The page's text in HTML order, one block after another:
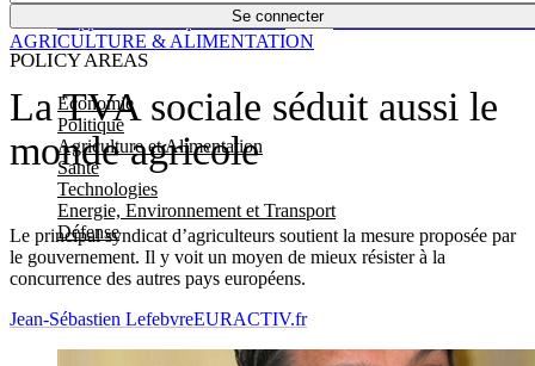
Se connecter
POLICY AREAS
Economie
Politique
Agriculture et Alimentation
Santé
Technologies
Energie, Environnement et Transport
Défense
Économie
La TVA sociale séduit aussi le
monde agricole
Le principal syndicat d’agriculteurs soutient la mesure proposée par
le gouvernement. Il y voit un moyen de mieux résister à la
concurrence des autres pays européens.
AGRICULTURE & ALIMENTATION
Jean-Sébastien LefebvreEURACTIV.fr